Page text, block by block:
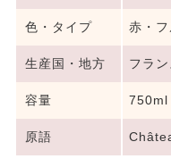
色・タイプ 赤・フ
生産国・地方 フラ
容量 750ml
原語